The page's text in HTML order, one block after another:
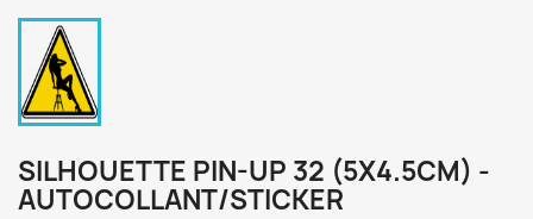
SILHOUETTE PIN-UP 32 (5X4.5CM) -
AUTOCOLLANT/STICKER